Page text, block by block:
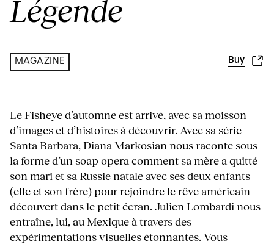
Légende
MAGAZINE Buy
Le Fisheye d’automne est arrivé, avec sa moisson
d’images et d’histoires à découvrir. Avec sa série
Santa Barbara, Diana Markosian nous raconte sous
la forme d’un soap opera comment sa mère a quitté
son mari et sa Russie natale avec ses deux enfants
(elle et son frère) pour rejoindre le rêve américain
découvert dans le petit écran. Julien Lombardi nous
entraîne, lui, au Mexique à travers des
expérimentations visuelles étonnantes. Vous